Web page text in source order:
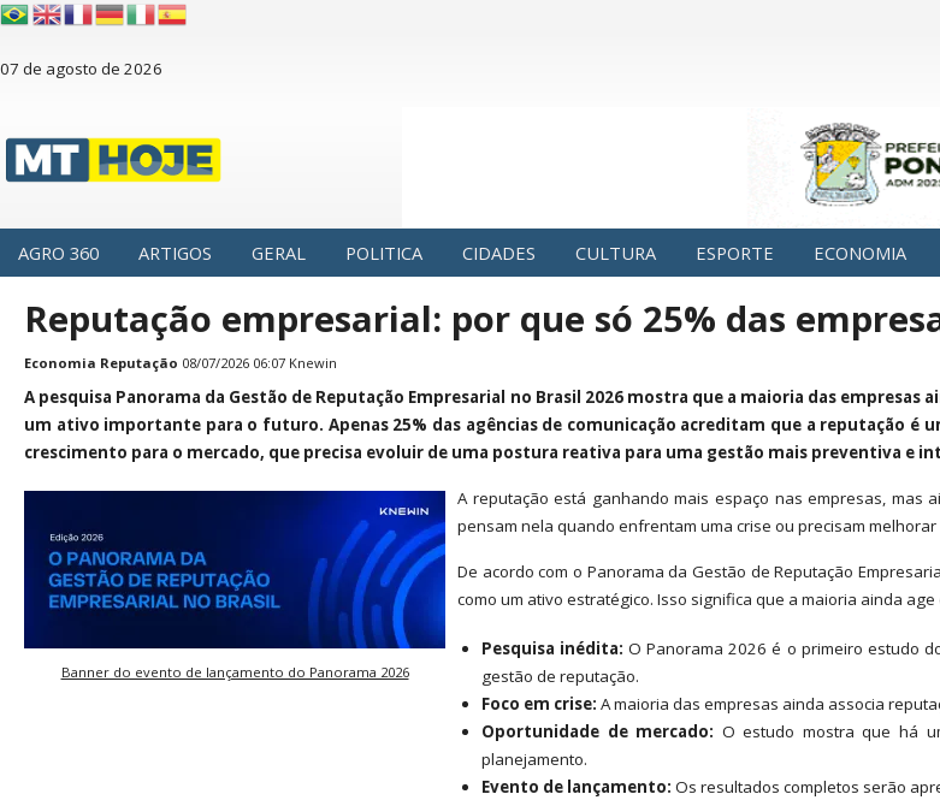
07 de agosto de 2026
AGRO 360 ARTIGOS GERAL POLITICA CIDADES CULTURA ESPORTE ECONOMIA
Reputação empresarial: por que só 25% das
Economia Reputação 08/07/2026 06:07 Knewin
A pesquisa Panorama da Gestão de Reputação Empresarial no Brasil 2026 mostra que a maioria das
um ativo importante para o futuro. Apenas 25% das agências de comunicação acreditam que a reputação
crescimento para o mercado, que precisa evoluir de uma postura reativa para uma gestão mais preventiva e
Banner do evento de lançamento do Panorama 2026
A reputação está ganhando mais espaço nas empresas, mas
pensam nela quando enfrentam uma crise ou precisam melhorar
De acordo com o Panorama da Gestão de Reputação
como um ativo estratégico. Isso significa que a maioria ainda
Pesquisa inédita: O Panorama 2026 é o primeiro estudo
gestão de reputação.
Foco em crise: A maioria das empresas ainda associa
Oportunidade de mercado: O estudo mostra que há
planejamento.
Evento de lançamento: Os resultados completos serão